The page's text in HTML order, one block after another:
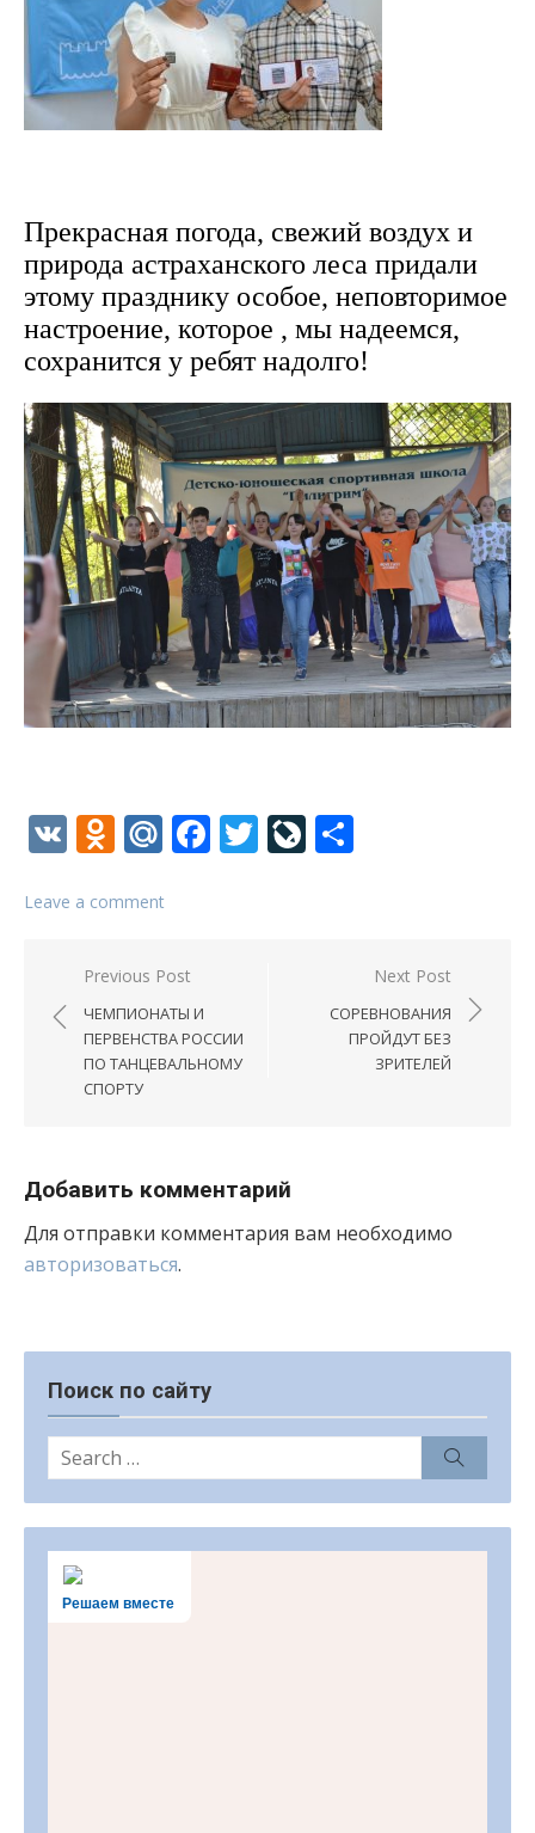
Прекрасная погода, свежий воздух и
природа астраханского леса придали
этому празднику особое, неповторимое
настроение, которое , мы надеемся,
сохранится у ребят надолго!
VK Odnoklassniki
Mail.Ru
Facebook
TwitterLiveJournal
Leave a comment
Навигация
по
записям
Previous Post
ЧЕМПИОНАТЫ И
ПЕРВЕНСТВА РОССИИ
ПО ТАНЦЕВАЛЬНОМУ
СПОРТУ
Next Post
СОРЕВНОВАНИЯ
ПРОЙДУТ БЕЗ
ЗРИТЕЛЕЙ
Добавить комментарий
Для отправки комментария вам необходимо
авторизоваться.
Поиск по сайту
Search
for:
Решаем вместе